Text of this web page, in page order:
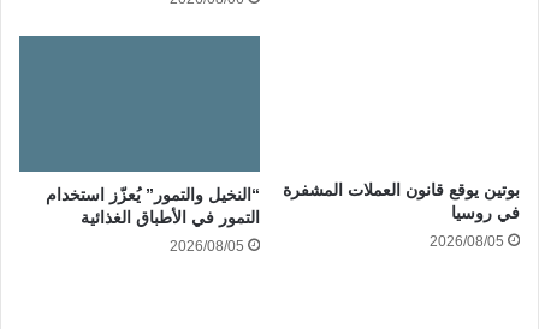
بوتين يوقع قانون العملات المشفرة
في روسيا
2026/08/05
“النخيل والتمور” يُعزّز استخدام
التمور في الأطباق الغذائية
2026/08/05